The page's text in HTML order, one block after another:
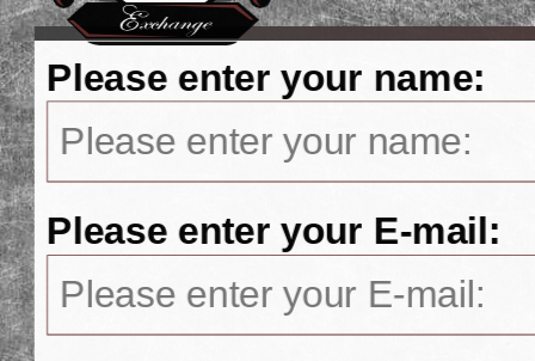
Please enter your name:
Please enter your E-mail: